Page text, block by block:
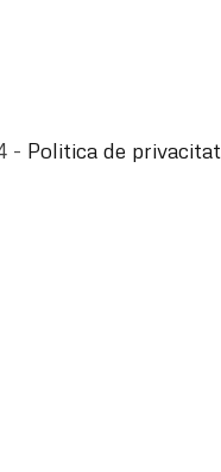
- Politica de privacitat